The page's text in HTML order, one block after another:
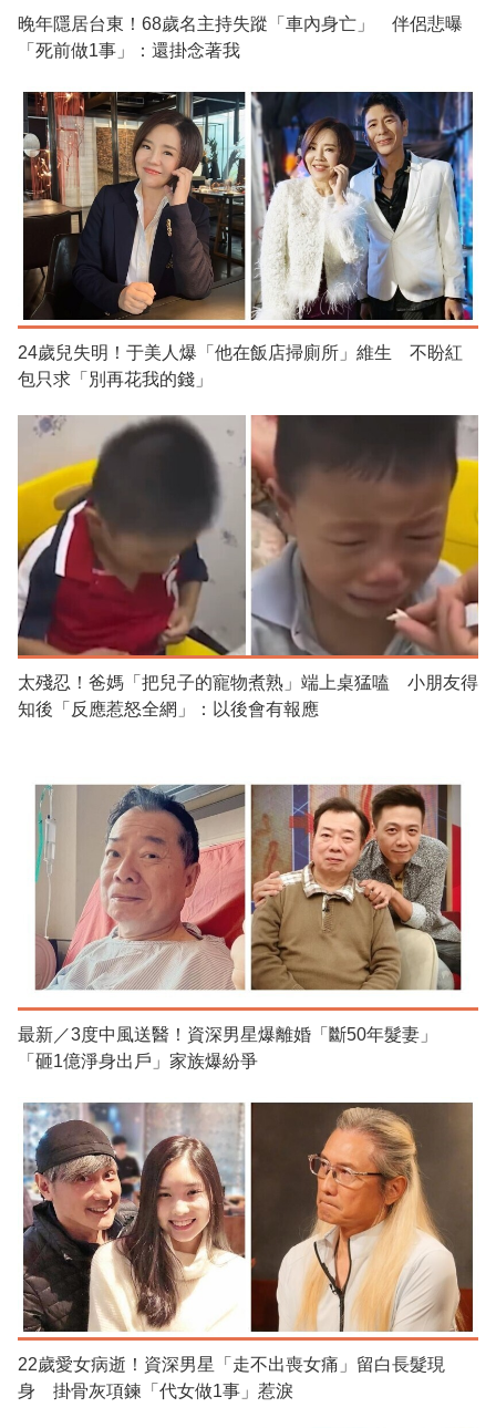
晚年隱居台東！68歲名主持失蹤「車內身亡」 伴侶悲曝
「死前做1事」：還掛念著我
24歲兒失明！于美人爆「他在飯店掃廁所」維生 不盼紅
包只求「別再花我的錢」
太殘忍！爸媽「把兒子的寵物煮熟」端上桌猛嗑 小朋友得
知後「反應惹怒全網」：以後會有報應
最新／3度中風送醫！資深男星爆離婚「斷50年髮妻」
「砸1億淨身出戶」家族爆紛爭
22歲愛女病逝！資深男星「走不出喪女痛」留白長髮現
身 掛骨灰項鍊「代女做1事」惹淚